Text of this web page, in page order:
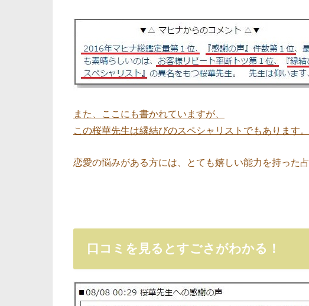
また、ここにも書かれていますが、
この桜華先生は縁結びのスペシャリストでもあります。
恋愛の悩みがある方には、とても嬉しい能力を持った占
口コミを見るとすごさがわかる！